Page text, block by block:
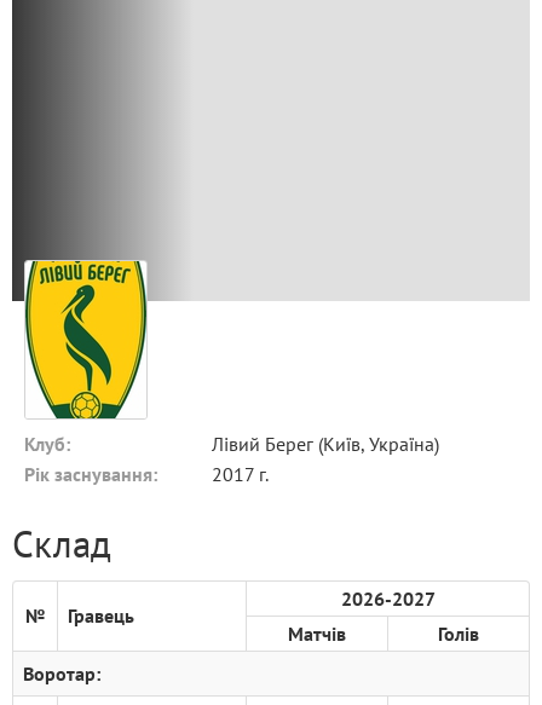
Клуб:
Лівий Берег (Київ, Україна)
Рік заснування:
2017 г.
Склад
№ Гравець
2026-2027
Матчів
Голів
Воротар: